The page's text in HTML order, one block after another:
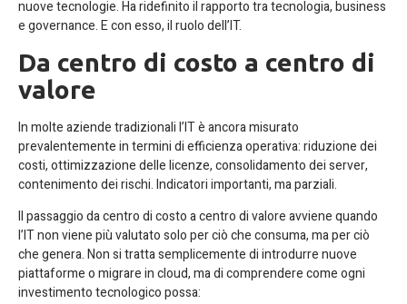
nuove tecnologie. Ha ridefinito il rapporto tra tecnologia, business
e governance. E con esso, il ruolo dell’IT.
Da centro di costo a centro di
valore
In molte aziende tradizionali l’IT è ancora misurato
prevalentemente in termini di efficienza operativa: riduzione dei
costi, ottimizzazione delle licenze, consolidamento dei server,
contenimento dei rischi. Indicatori importanti, ma parziali.
Il passaggio da centro di costo a centro di valore avviene quando
l’IT non viene più valutato solo per ciò che consuma, ma per ciò
che genera. Non si tratta semplicemente di introdurre nuove
piattaforme o migrare in cloud, ma di comprendere come ogni
investimento tecnologico possa: